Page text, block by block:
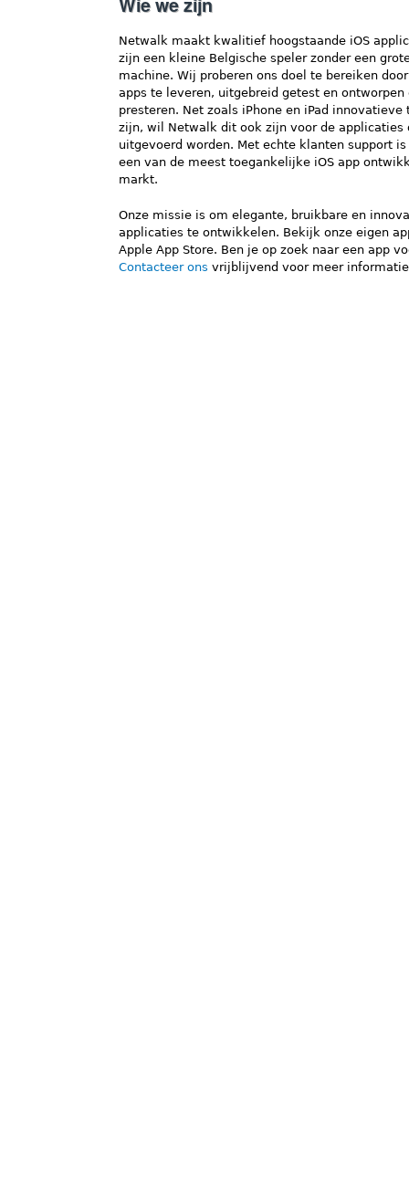
Netwalk maakt kwalitief hoogstaande iOS
zijn een kleine Belgische speler zonder een
machine. Wij proberen ons doel te bereiken
apps te leveren, uitgebreid getest en ontworpen
presteren. Net zoals iPhone en iPad innovatieve
zijn, wil Netwalk dit ook zijn voor de applicaties
uitgevoerd worden. Met echte klanten support
een van de meest toegankelijke iOS app
markt.
Onze missie is om elegante, bruikbare en
applicaties te ontwikkelen. Bekijk onze eigen
Apple App Store. Ben je op zoek naar een app
Contacteer ons vrijblijvend voor meer